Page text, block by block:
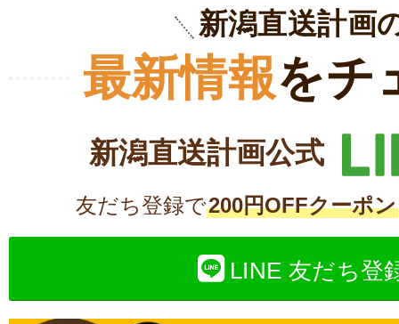
新潟直送計画
最新情報をチ
新潟直送計画公式
友だち登録で200円OFFクーポン
LINE 友だち登